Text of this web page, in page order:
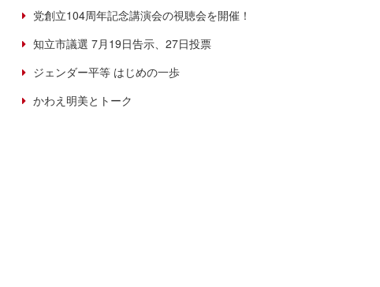
党創立104周年記念講演会の視聴会を開催！
知立市議選 7月19日告示、27日投票
ジェンダー平等 はじめの一歩
かわえ明美とトーク